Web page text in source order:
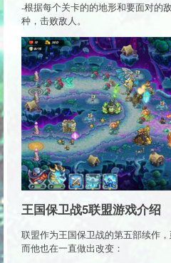
-根据每个关卡的的地形和要面对的
种，击败敌人。
王国保卫战5联盟游戏介绍
联盟作为王国保卫战的第五部续作
而他也在一直做出改变：